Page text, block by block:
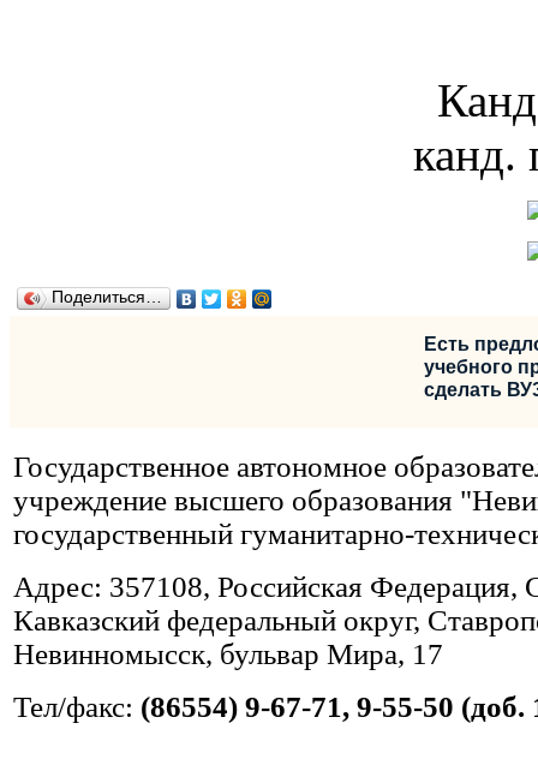
канд.
Поделиться…
Есть
учебного
сделать
Государственное автономное
учреждение высшего образования
государственный гуманитарно-
Адрес: 357108, Российская Федерация,
Кавказский федеральный округ,
Невинномысск, бульвар Мира, 17
Тел/факс: (86554) 9-67-71, 9-55-50 (доб.